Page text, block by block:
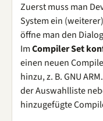
Zuerst muss man
System ein
öffne man den Dialog
ImCompiler Set
einen neuen
hinzu, z. B. GNU
der Auswahlliste
hinzugefügte